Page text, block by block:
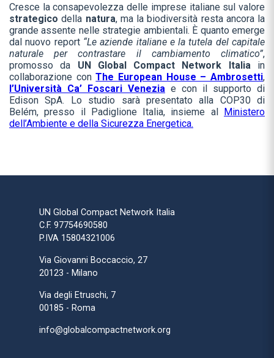
Cresce la consapevolezza delle imprese italiane sul valore
strategico della natura, ma la biodiversità resta ancora la
grande assente nelle strategie ambientali. È quanto emerge
dal nuovo report “Le aziende italiane e la tutela del capitale
naturale per contrastare il cambiamento climatico”,
promosso da UN Global Compact Network Italia in
collaborazione conThe European House – Ambrosetti,
l’Università Ca’ Foscari Venezia e con il supporto di
Edison SpA. Lo studio sarà presentato alla COP30 di
Belém, presso il Padiglione Italia, insieme al Ministero
dell’Ambiente e della Sicurezza Energetica.
UN Global Compact Network Italia
C.F. 97754690580
P.IVA 15804321006
Via Giovanni Boccaccio, 27
20123 - Milano
Via degli Etruschi, 7
00185 - Roma
info@globalcompactnetwork.org